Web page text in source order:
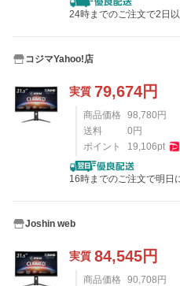
24時までのご注文で2日
コジマYahoo!店
実質 79,674円
商品価格 98,780円
送料
0円
ポイント
19,106pt
16時までのご注文で明日
Joshin web
実質 84,545円
商品価格 90,708 円